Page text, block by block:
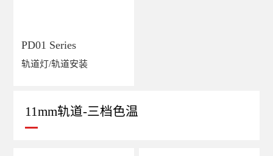
PD01 Series
轨道灯/轨道安装
11mm轨道-三档色温